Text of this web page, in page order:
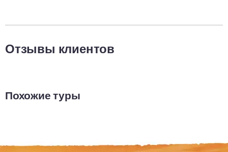
Отзывы клиентов
Похожие туры